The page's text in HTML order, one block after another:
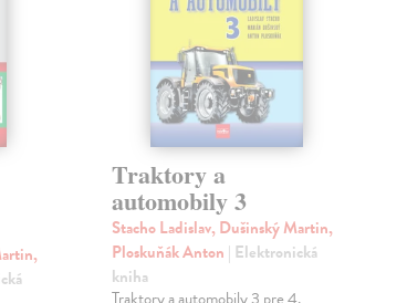
Traktory a
automobily 3
Stacho Ladislav, Dušinský Martin,
Ploskuňák Anton | Elektronická
kniha